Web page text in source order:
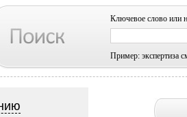
Ключевое слово или
Пример: экспертиза